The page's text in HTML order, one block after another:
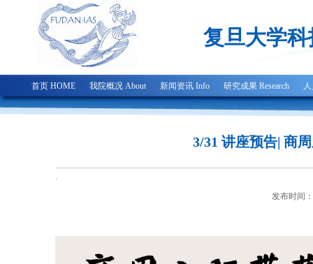
复旦大学
首页 HOME 我院概况 About 新闻资讯 Info 研究成果 Research
3/31 讲座预告| 商
.
发布时间